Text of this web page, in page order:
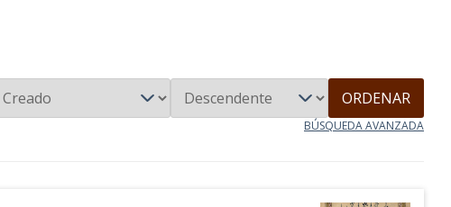
ORDENAR
BÚSQUEDA AVANZADA